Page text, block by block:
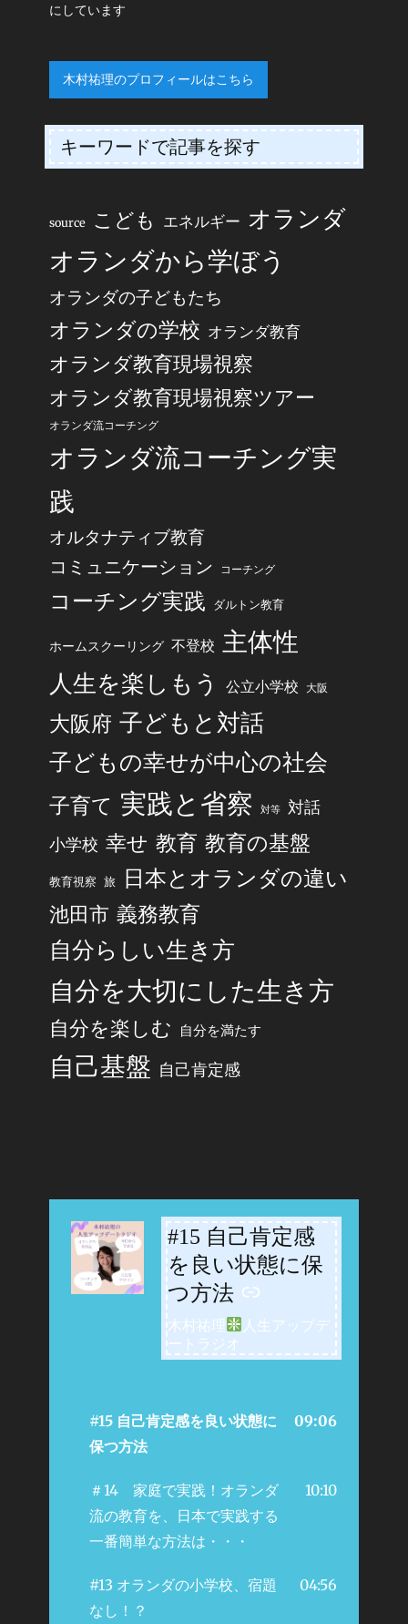
にしています
木村祐理のプロフィールはこちら
キーワードで記事を探す
source こども エネルギー オランダ
オランダから学ぼう
オランダの子どもたち
オランダの学校 オランダ教育
オランダ教育現場視察
オランダ教育現場視察ツアー
オランダ流コーチング
オランダ流コーチング実
践
オルタナティブ教育
コミュニケーション コーチング
コーチング実践 ダルトン教育
ホームスクーリング 不登校 主体性
人生を楽しもう 公立小学校 大阪
大阪府 子どもと対話
子どもの幸せが中心の社会
子育て 実践と省察 対等 対話
小学校 幸せ 教育 教育の基盤
教育視察 旅 日本とオランダの違い
池田市 義務教育
自分らしい生き方
自分を大切にした生き方
自分を楽しむ 自分を満たす
自己基盤 自己肯定感
#15 自己肯定感
を良い状態に保
つ方法
-
木村祐理
人生アップデ
ートラジオ
#15 自己肯定感を良い状態に
保つ方法
09:06
＃14 家庭で実践！オランダ
流の教育を、日本で実践する
一番簡単な方法は・・・
10:10
#13 オランダの小学校、宿題
なし！？
04:56